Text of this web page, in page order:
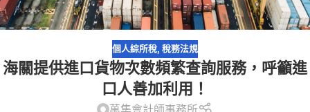
個人綜所稅, 稅務法規
海關提供進口貨物次數頻繁查詢服務，呼籲進
口人善加利用！
萬集會計師事務所